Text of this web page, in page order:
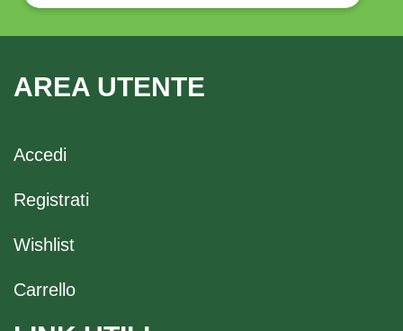
AREA UTENTE
Accedi
Registrati
Wishlist
Carrello